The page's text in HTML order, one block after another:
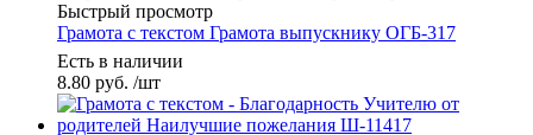
Быстрый просмотр
Грамота с текстом Грамота выпускнику ОГБ-317
Есть в наличии
8.80 руб. /шт